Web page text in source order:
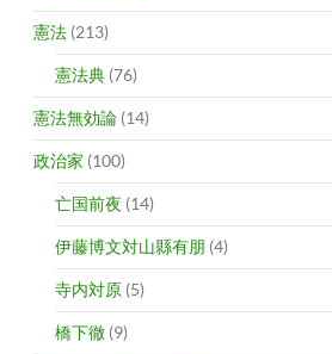
憲法 (213)
憲法典 (76)
憲法無効論 (14)
政治家 (100)
亡国前夜 (14)
伊藤博文対山縣有朋 (4)
寺内対原 (5)
橋下徹 (9)